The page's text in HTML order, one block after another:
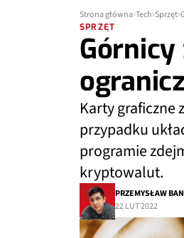
Strona główna Tech Sprzęt
SPRZĘT
Górnicy
Karty graficzne
przypadku
programie
kryptowalut.
PRZEMYSŁAW
22 LUT 2022